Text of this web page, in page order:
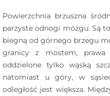
Powierzchnia brzuszna
parzyste odnogi mózgu. Są
biegną od górnego brzegu
granicy z mostem,
oddzielone tylko wąską
natomiast u góry, w
odległość jest większa.